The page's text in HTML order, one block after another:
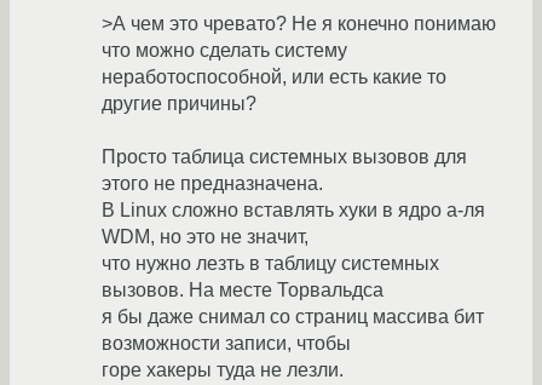
>А чем это чревато? Не я конечно понимаю
что можно сделать систему
неработоспособной, или есть какие то
другие причины?
Просто таблица системных вызовов для
этого не предназначена.
В Linux сложно вставлять хуки в ядро а-ля
WDM, но это не значит,
что нужно лезть в таблицу системных
вызовов. На месте Торвальдса
я бы даже снимал со страниц массива бит
возможности записи, чтобы
горе хакеры туда не лезли.